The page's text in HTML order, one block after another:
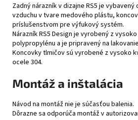
Zadný nárazník v dizajne RS5 je
vzduchu v tvare medového plástu,
príslušenstvom pre výfukový systém.
Nárazník RS5 Design je vyrobený z
polypropylénu a je pripravený na
Koncovky tlmičov sú vyrobené z vysoko
ocele 304.
Montáž a inštalácia
Návod na montáž nie je súčasťou balenia.
Dôrazne sa odporúča montáž v